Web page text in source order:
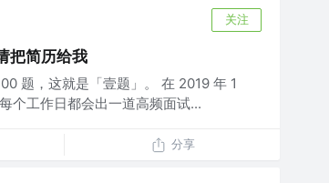
关注
把简历给我
题，这就是「壹题」。 在 2019 年 1
个工作日都会出一道高频面试...
分享